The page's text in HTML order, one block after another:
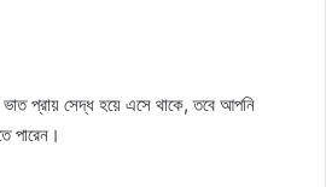
প্রায় সেদ্ধ হয়ে এসে থাকে, তবে আপনি
পারেন।